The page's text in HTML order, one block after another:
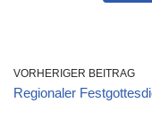
VORHERIGER BEITRAG
Regionaler